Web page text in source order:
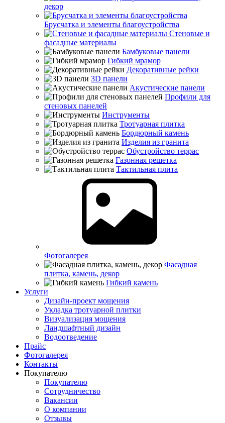
декор
Брусчатка и элементы благоустройства
Стеновые и
фасадные материалы
Бамбуковые панели
Гибкий мрамор
Декоративные рейки
3D панели
Акустические панели
Профили для
стеновых панелей
Инструменты
Тротуарная плитка
Бордюрный камень
Изделия из гранита
Обустройство террас
Газонная решетка
Тактильная плита
Фотогалерея
Фасадная
плитка, камень, декор
Гибкий камень
Услуги
Дизайн-проект мощения
Укладка тротуарной плитки
Визуализация мощения
Ландшафтный дизайн
Водоотведение
Прайс
Фотогалерея
Контакты
Покупателю
Покупателю
Сотрудничество
Вакансии
О компании
Отзывы